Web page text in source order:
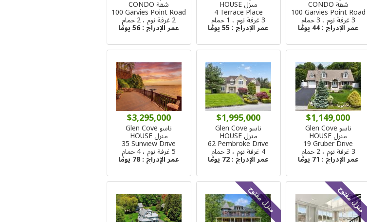
شقة CONDO
100 Garvies Point Road
3 غرفة نوم ، 3 حمام
عمر الإدراج :44 يومًا
منزل HOUSE
4 Terrace Place
3 غرفة نوم ، 1 حمام
عمر الإدراج : 55 يومًا
شقة CONDO
100 Garvies Point Road
2 غرفة نوم ، 2 حمام
عمر الإدراج :56 يومًا
$1,149,000
ناسو Glen Cove
منزل HOUSE
19 Gruber Drive
3 غرفة نوم ، 2 حمام
عمر الإدراج : 71 يومًا
$1,995,000
ناسو Glen Cove
منزل HOUSE
62 Pembroke Drive
4 غرفة نوم ، 3 حمام
عمر الإدراج :72 يومًا
$3,295,000
ناسو Glen Cove
منزل HOUSE
35 Sunview Drive
5 غرفة نوم ، 4 حمام
عمر الإدراج :78 يومًا
منزل مفتوح منزل مفتوح